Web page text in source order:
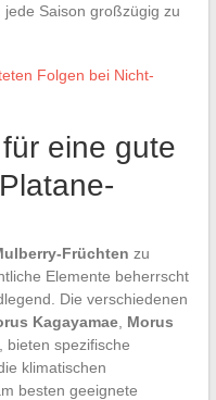
Saison großzügig zu
Folgen bei Nicht-
eine gute
Früchten zu
Elemente beherrscht
Die verschiedenen
Kagayamae, Morus
, bieten spezifische
klimatischen
besten geeignete